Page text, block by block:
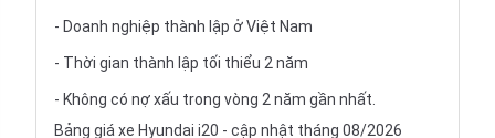
- Doanh nghiệp thành lập ở Việt Nam
- Thời gian thành lập tối thiểu 2 năm
- Không có nợ xấu trong vòng 2 năm gần nhất.
Bảng giá xe Hyundai i20 - cập nhật tháng 08/2026